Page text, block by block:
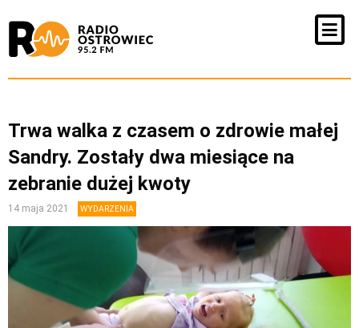
Trwa walka z czasem o zdrowie małej
Sandry. Zostały dwa miesiące na
zebranie dużej kwoty
14 maja 2021 WYDARZENIA